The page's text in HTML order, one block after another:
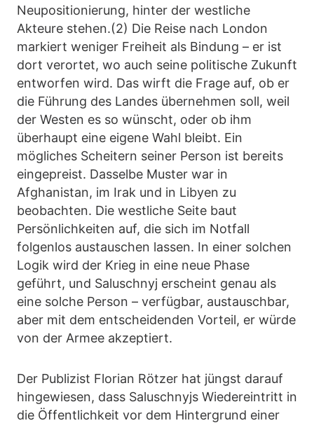
Neupositionierung, hinter der westliche
Akteure stehen.(2) Die Reise nach London
markiert weniger Freiheit als Bindung – er ist
dort verortet, wo auch seine politische Zukunft
entworfen wird. Das wirft die Frage auf, ob er
die Führung des Landes übernehmen soll, weil
der Westen es so wünscht, oder ob ihm
überhaupt eine eigene Wahl bleibt. Ein
mögliches Scheitern seiner Person ist bereits
eingepreist. Dasselbe Muster war in
Afghanistan, im Irak und in Libyen zu
beobachten. Die westliche Seite baut
Persönlichkeiten auf, die sich im Notfall
folgenlos austauschen lassen. In einer solchen
Logik wird der Krieg in eine neue Phase
geführt, und Saluschnyj erscheint genau als
eine solche Person – verfügbar, austauschbar,
aber mit dem entscheidenden Vorteil, er würde
von der Armee akzeptiert.
Der Publizist Florian Rötzer hat jüngst darauf
hingewiesen, dass Saluschnyjs Wiedereintritt in
die Öffentlichkeit vor dem Hintergrund einer